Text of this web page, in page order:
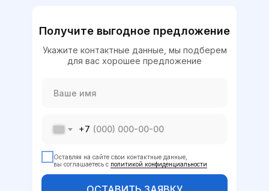
+7
Оставляя на сайте свои контактные данные,
вы соглашаетесь с политикой конфиденциальности
Получите выгодное предложение
Укажите контактные данные, мы подберем
для вас хорошее предложение